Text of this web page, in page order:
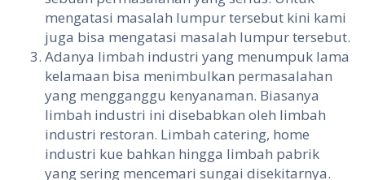
mengatasi masalah lumpur tersebut kini kami
juga bisa mengatasi masalah lumpur tersebut.
Adanya limbah industri yang menumpuk lama
kelamaan bisa menimbulkan permasalahan
yang mengganggu kenyanaman. Biasanya
limbah industri ini disebabkan oleh limbah
industri restoran. Limbah catering, home
industri kue bahkan hingga limbah pabrik
yang sering mencemari sungai disekitarnya.